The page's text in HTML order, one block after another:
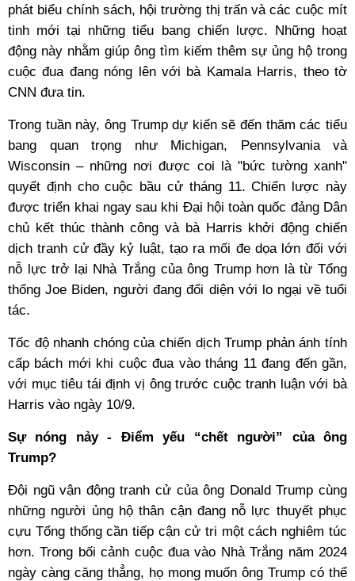
phát biểu chính sách, hội trường thị trấn và các cuộc mít
tinh mới tại những tiểu bang chiến lược. Những hoạt
động này nhằm giúp ông tìm kiếm thêm sự ủng hộ trong
cuộc đua đang nóng lên với bà Kamala Harris, theo tờ
CNN đưa tin.
Trong tuần này, ông Trump dự kiến sẽ đến thăm các tiểu
bang quan trọng như Michigan, Pennsylvania và
Wisconsin – những nơi được coi là "bức tường xanh"
quyết định cho cuộc bầu cử tháng 11. Chiến lược này
được triển khai ngay sau khi Đại hội toàn quốc đảng Dân
chủ kết thúc thành công và bà Harris khởi động chiến
dịch tranh cử đầy kỷ luật, tạo ra mối đe dọa lớn đối với
nỗ lực trở lại Nhà Trắng của ông Trump hơn là từ Tổng
thống Joe Biden, người đang đối diện với lo ngại về tuổi
tác.
Tốc độ nhanh chóng của chiến dịch Trump phản ánh tính
cấp bách mới khi cuộc đua vào tháng 11 đang đến gần,
với mục tiêu tái định vị ông trước cuộc tranh luận với bà
Harris vào ngày 10/9.
Sự nóng nảy - Điểm yếu “chết người” của ông
Trump?
Đội ngũ vận động tranh cử của ông Donald Trump cùng
những người ủng hộ thân cận đang nỗ lực thuyết phục
cựu Tổng thống cần tiếp cận cử tri một cách nghiêm túc
hơn. Trong bối cảnh cuộc đua vào Nhà Trắng năm 2024
ngày càng căng thẳng, họ mong muốn ông Trump có thể